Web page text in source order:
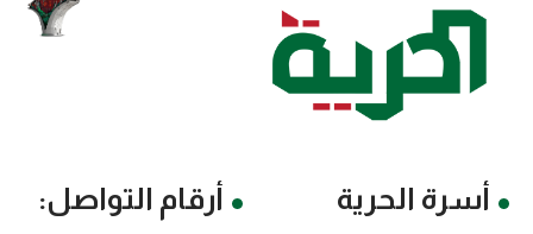
أسرة الحرية أرقام التواصل: